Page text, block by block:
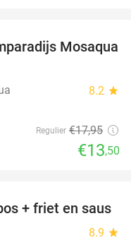
25%
Mosaqua
8.2 star
Regulier €17,95
€13,50
37%
+ friet en saus
8.9 star